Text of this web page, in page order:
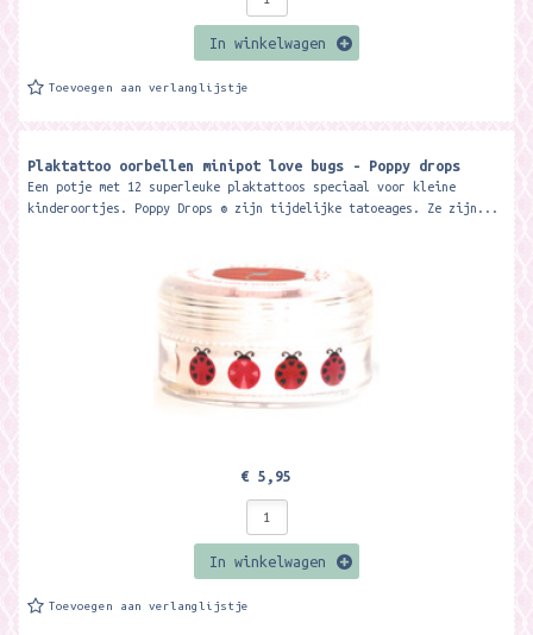
In winkelwagen
Toevoegen aan verlanglijstje
Plaktattoo oorbellen minipot love bugs - Poppy drops
Een potje met 12 superleuke plaktattoos speciaal voor kleine
kinderoortjes. Poppy Drops ® zijn tijdelijke tatoeages. Ze zijn...
€ 5,95
In winkelwagen
Toevoegen aan verlanglijstje